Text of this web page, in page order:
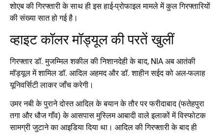
शोएब की गिरफ्तारी के साथ ही इस हाई-प्रोफाइल मामले में कुल गिरफ्तारियों
की संख्या सात हो गई है।
व्हाइट कॉलर मॉड्यूल की परतें खुलीं
गिरफ्तार डॉ. मुजम्मिल शकील की निशानदेही के बाद, NIA अब आतंकी
मॉड्यूल में शामिल डॉ. आदिल अहमद और डॉ. शाहीन सईद को अल-फलाह
यूनिवर्सिटी लाकर जाँच करेगी।
उमर नबी के पुराने दोस्त आदिल के बयान के तौर पर फरीदाबाद (फतेहपुरा
तगा और धौज गाँव) के आसपास मुस्लिम आबादी वाले इलाकों में विस्फोटक
सामग्री जुटाने का आइडिया दिया था। आदिल की गिरफ्तारी के बाद ही